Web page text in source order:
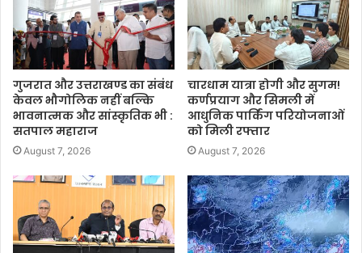
गुजरात और उत्तराखण्ड का संबंध
केवल भौगोलिक नहीं बल्कि
भावनात्मक और सांस्कृतिक भी :
सतपाल महाराज
August 7, 2026
चारधाम यात्रा होगी और सुगम!
कर्णप्रयाग और सिमली में
आधुनिक पार्किंग परियोजनाओं
को मिली रफ्तार
August 7, 2026